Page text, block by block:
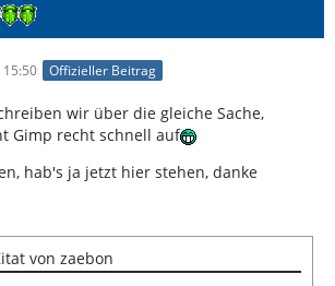
15:50 Offizieller Beitrag
wir über die gleiche Sache,
Gimp recht schnell auf
hab's ja jetzt hier stehen, danke
von zaebon